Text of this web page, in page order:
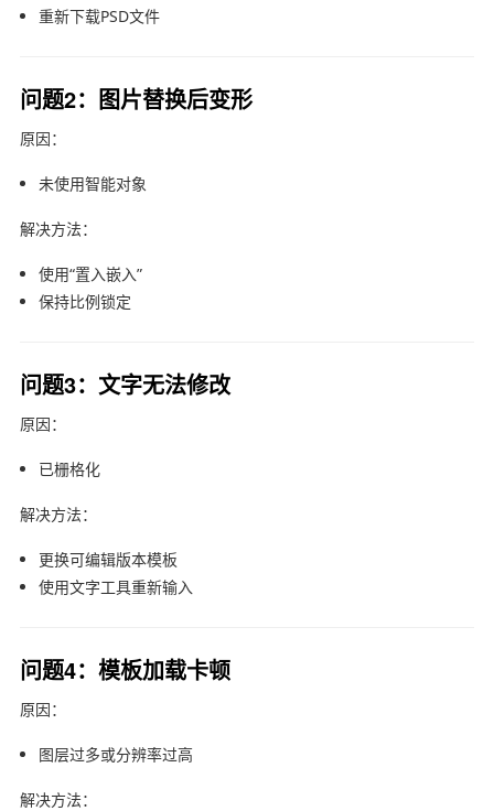
重新下载PSD文件
问题2：图片替换后变形
原因：
未使用智能对象
解决方法：
使用“置入嵌入”
保持比例锁定
问题3：文字无法修改
原因：
已栅格化
解决方法：
更换可编辑版本模板
使用文字工具重新输入
问题4：模板加载卡顿
原因：
图层过多或分辨率过高
解决方法：